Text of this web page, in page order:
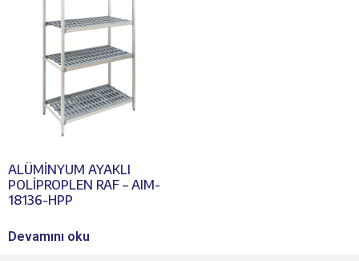
ALÜMİNYUM AYAKLI
POLİPROPLEN RAF – AIM-
18136-HPP
Devamını oku